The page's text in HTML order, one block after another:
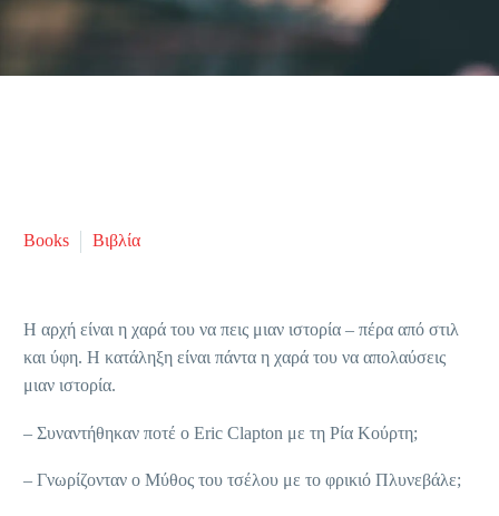
Books Βιβλία
Η αρχή είναι η χαρά του να πεις μιαν ιστορία – πέρα από στιλ
και ύφη. Η κατάληξη είναι πάντα η χαρά του να απολαύσεις
μιαν ιστορία.
– Συναντήθηκαν ποτέ ο Eric Clapton με τη Ρία Κούρτη;
– Γνωρίζονταν ο Μύθος του τσέλου με το φρικιό Πλυνεβάλε;